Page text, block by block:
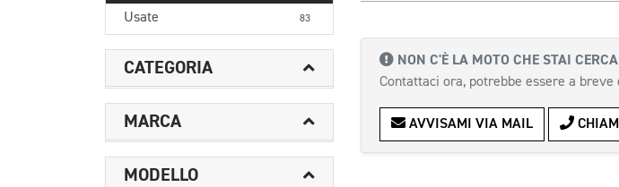
Usate 83
CATEGORIA
MARCA
MODELLO
NON C'È LA MOTO CHE STAI
Contattaci ora, potrebbe essere a
AVVISAMI VIA MAIL